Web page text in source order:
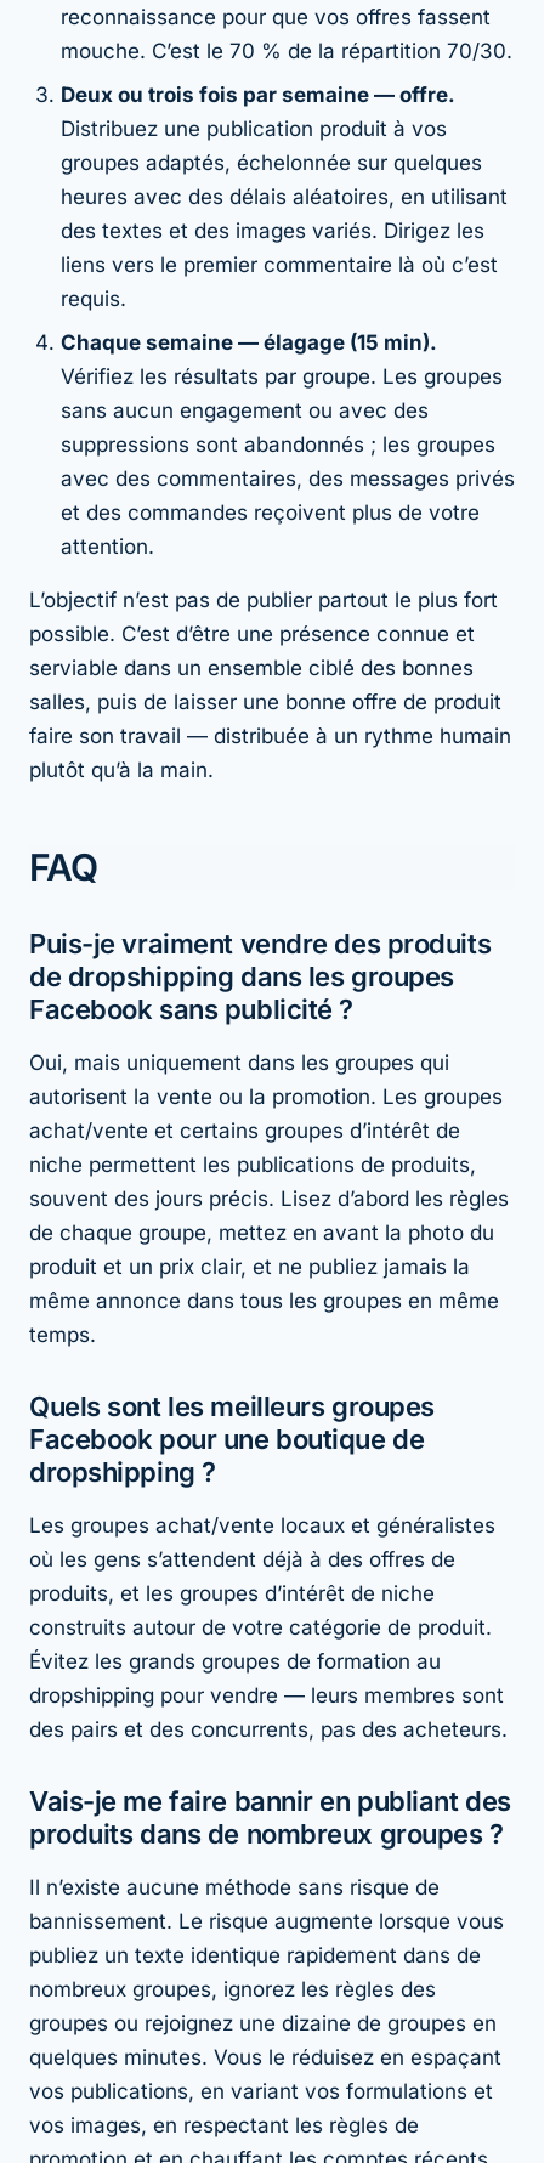
reconnaissance pour que vos offres fassent
mouche. C’est le 70 % de la répartition 70/30.
Deux ou trois fois par semaine — offre.
Distribuez une publication produit à vos
groupes adaptés, échelonnée sur quelques
heures avec des délais aléatoires, en utilisant
des textes et des images variés. Dirigez les
liens vers le premier commentaire là où c’est
requis.
Chaque semaine — élagage (15 min).
Vérifiez les résultats par groupe. Les groupes
sans aucun engagement ou avec des
suppressions sont abandonnés ; les groupes
avec des commentaires, des messages privés
et des commandes reçoivent plus de votre
attention.
L’objectif n’est pas de publier partout le plus fort
possible. C’est d’être une présence connue et
serviable dans un ensemble ciblé des bonnes
salles, puis de laisser une bonne offre de produit
faire son travail — distribuée à un rythme humain
plutôt qu’à la main.
FAQ
Puis-je vraiment vendre des produits
de dropshipping dans les groupes
Facebook sans publicité ?
Oui, mais uniquement dans les groupes qui
autorisent la vente ou la promotion. Les groupes
achat/vente et certains groupes d’intérêt de
niche permettent les publications de produits,
souvent des jours précis. Lisez d’abord les règles
de chaque groupe, mettez en avant la photo du
produit et un prix clair, et ne publiez jamais la
même annonce dans tous les groupes en même
temps.
Quels sont les meilleurs groupes
Facebook pour une boutique de
dropshipping ?
Les groupes achat/vente locaux et généralistes
où les gens s’attendent déjà à des offres de
produits, et les groupes d’intérêt de niche
construits autour de votre catégorie de produit.
Évitez les grands groupes de formation au
dropshipping pour vendre — leurs membres sont
des pairs et des concurrents, pas des acheteurs.
Vais-je me faire bannir en publiant des
produits dans de nombreux groupes ?
Il n’existe aucune méthode sans risque de
bannissement. Le risque augmente lorsque vous
publiez un texte identique rapidement dans de
nombreux groupes, ignorez les règles des
groupes ou rejoignez une dizaine de groupes en
quelques minutes. Vous le réduisez en espaçant
vos publications, en variant vos formulations et
vos images, en respectant les règles de